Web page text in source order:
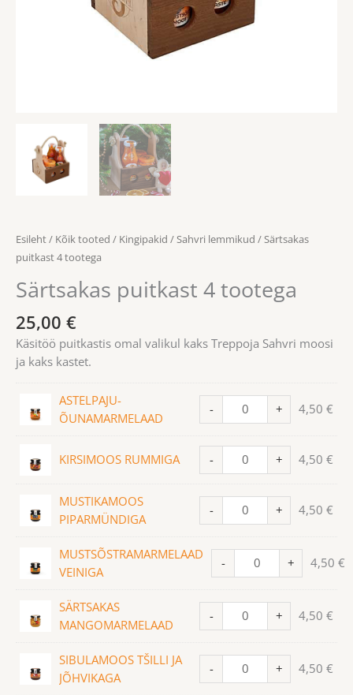
Esileht/ Kõik tooted / Kingipakid /Sahvri lemmikud / Särtsakas
puitkast 4 tootega
Särtsakas puitkast 4 tootega
25,00 €
Käsitöö puitkastis omal valikul kaks Treppoja Sahvri moosi
ja kaks kastet.
ASTELPAJU-
ÕUNAMARMELAAD
- + 4,50 €
KIRSIMOOS RUMMIGA - + 4,50 €
MUSTIKAMOOS
PIPARMÜNDIGA
- + 4,50 €
MUSTSÕSTRAMARMELAAD
VEINIGA
- + 4,50 €
SÄRTSAKAS
MANGOMARMELAAD
- + 4,50 €
SIBULAMOOS TŠILLI JA
JÕHVIKAGA
- + 4,50 €